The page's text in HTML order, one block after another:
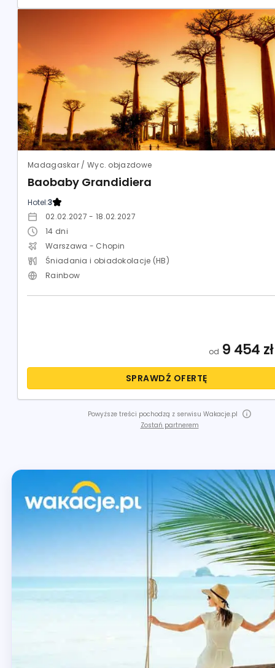
Madagaskar / Wyc. objazdowe
Baobaby Grandidiera
Hotel:3
02.02.2027 - 18.02.2027
14 dni
Warszawa - Chopin
Śniadania i obiadokolacje (HB)
Rainbow
od 9 454 zł
SPRAWDŹ OFERTĘ
Powyższe treści pochodzą z serwisu Wakacje.pl
Zostań partnerem